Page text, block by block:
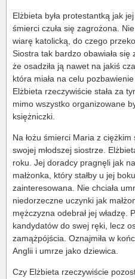
Elżbieta była protestantką jak
śmierci czuła się zagrożona.
wiarę katolicką, do czego
Siostra tak bardzo obawiała się
że osadziła ją nawet na jakiś
która miała na celu
Elżbieta rzeczywiście stała za
mimo wszystko organizowane
księżniczki.
Na łożu śmierci Maria z
swojej młodszej siostrze.
roku. Jej doradcy pragnęli jak
małżonka, który stałby u jej
zainteresowana. Nie chciała
niedorzeczne uczynki jak
mężczyzna odebrał jej władzę.
kandydatów do swej ręki, lecz
zamążpójścia. Oznajmiła w
Anglii i umrze jako dziewica.
Czy Elżbieta rzeczywiście